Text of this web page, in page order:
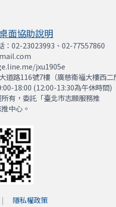
面協助說明
：02-23023993、02-77557860
jxu1905e
道路116號7樓（廣慈衛福大樓西二
18:00 (12:00-13:30為午休時間)
有，委託「臺北市志願服務推
中心。
隱私權政策